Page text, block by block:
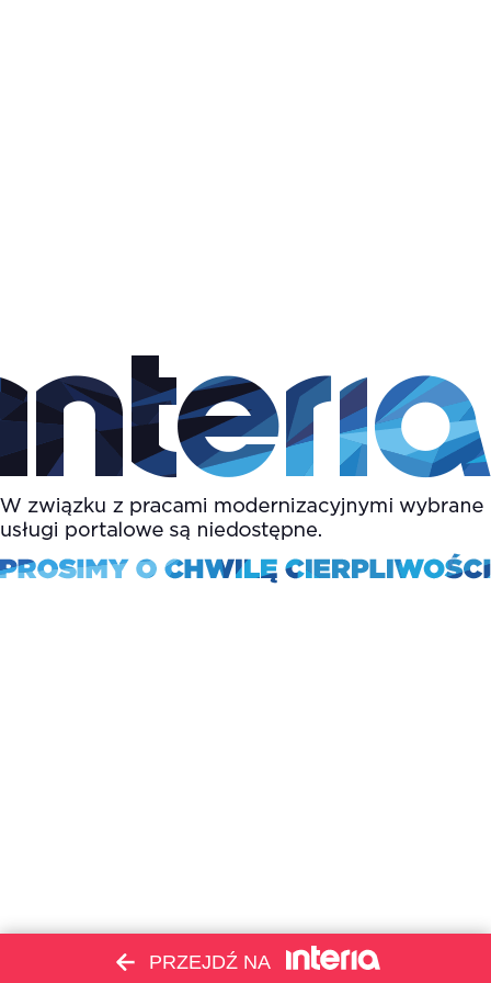
PRZEJDŹ NA